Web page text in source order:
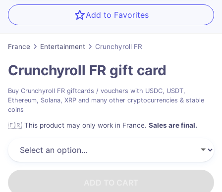
Add to Favorites
France Entertainment Crunchyroll FR
Crunchyroll FR gift card
Buy Crunchyroll FR giftcards / vouchers with USDC, USDT,
Ethereum, Solana, XRP and many other cryptocurrencies & stable
coins
🇫🇷 This product may only work in France. Sales are final.